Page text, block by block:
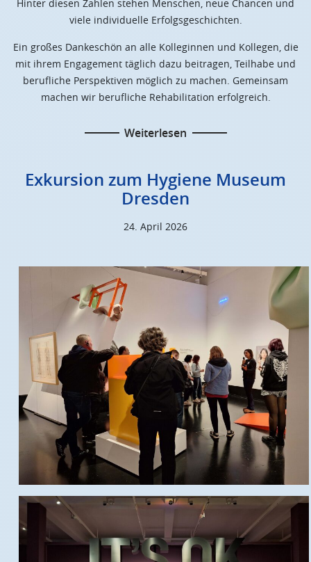
Hinter diesen Zahlen stehen Menschen, neue Chancen und
viele individuelle Erfolgsgeschichten.
Ein großes Dankeschön an alle Kolleginnen und Kollegen, die
mit ihrem Engagement täglich dazu beitragen, Teilhabe und
berufliche Perspektiven möglich zu machen. Gemeinsam
machen wir berufliche Rehabilitation erfolgreich.
Weiterlesen
Exkursion zum Hygiene Museum
Dresden
24. April 2026